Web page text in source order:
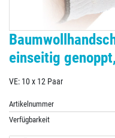
einseitig
VE: 10 x 12 Paar
Artikelnummer
Verfügbarkeit